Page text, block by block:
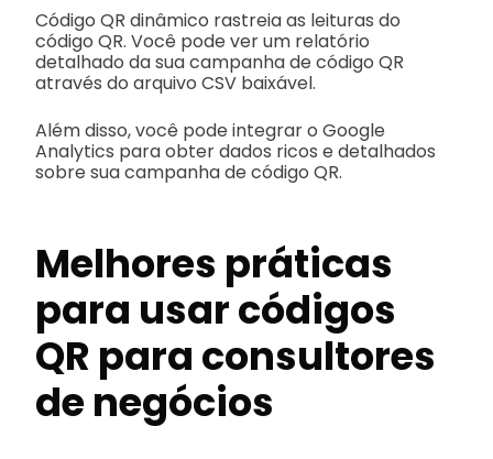
Código QR dinâmico rastreia as leituras do
código QR. Você pode ver um relatório
detalhado da sua campanha de código QR
através do arquivo CSV baixável.
Além disso, você pode integrar o Google
Analytics para obter dados ricos e detalhados
sobre sua campanha de código QR.
Melhores práticas
para usar códigos
QR para consultores
de negócios